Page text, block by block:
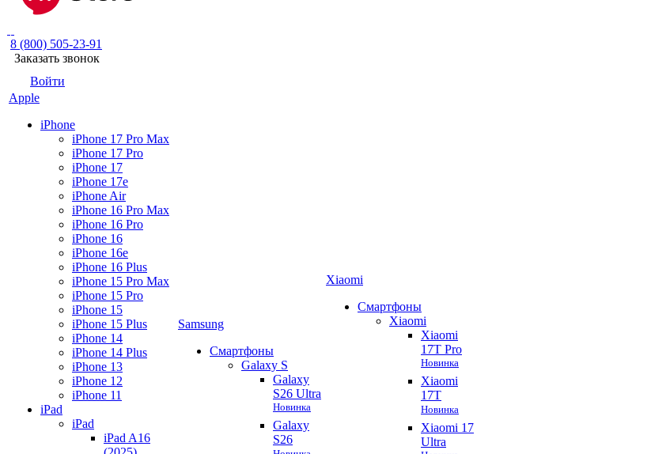
8 (800) 505-23-91
Заказать звонок
Войти
Apple
iPhone
iPhone 17 Pro Max
iPhone 17 Pro
iPhone 17
iPhone 17e
iPhone Air
iPhone 16 Pro Max
iPhone 16 Pro
iPhone 16
iPhone 16e
iPhone 16 Plus
iPhone 15 Pro Max
iPhone 15 Pro
iPhone 15
iPhone 15 Plus
iPhone 14
iPhone 14 Plus
iPhone 13
iPhone 12
iPhone 11
iPad
iPad
iPad A16
Samsung
Смартфоны
Galaxy S
Galaxy
S26 Ultra
Новинка
Galaxy
S26
Xiaomi
Смартфоны
Xiaomi
Xiaomi
17T Pro
Новинка
Xiaomi
17T
Новинка
Xiaomi 17
Ultra